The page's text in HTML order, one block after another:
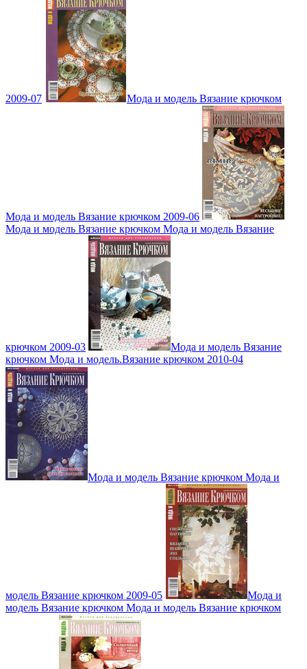
2009-07 Мода и модель Вязание крючком
Мода и модель Вязание крючком 2009-06
Мода и модель Вязание крючком Мода и модель Вязание
крючком 2009-03
Мода и модель Вязание
крючком Мода и модель.Вязание крючком 2010-04
Мода и модель Вязание крючком Мода и
модель Вязание крючком 2009-05
Мода и
модель Вязание крючком Мода и модель Вязание крючком